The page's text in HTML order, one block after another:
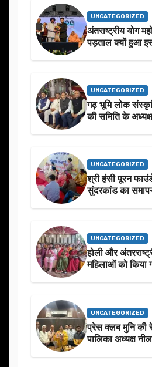
UNCATEGORIZED
अंतराष्ट्रीय योग
पड़ताल क्यों हुआ
UNCATEGORIZED
गढ़ भूमि लोक
की समिति के
UNCATEGORIZED
श्री हंसी पूरन
सुंदरकांड का
UNCATEGORIZED
होली और
महिलाओं को किया
UNCATEGORIZED
प्रेस क्लब मुनि की
पालिका अध्यक्ष